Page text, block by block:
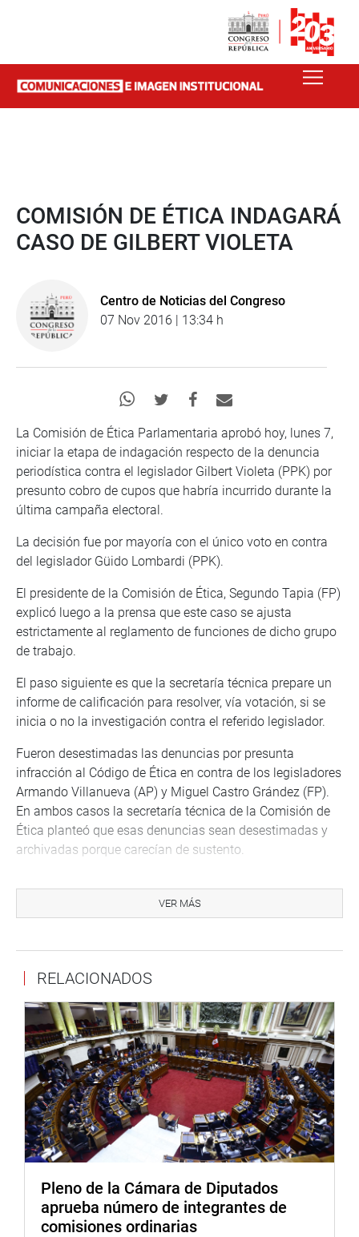
COMISIÓN DE ÉTICA INDAGARÁ
CASO DE GILBERT VIOLETA
Centro de Noticias del Congreso
07 Nov 2016 | 13:34 h
La Comisión de Ética Parlamentaria aprobó hoy, lunes 7,
iniciar la etapa de indagación respecto de la denuncia
periodística contra el legislador Gilbert Violeta (PPK) por
presunto cobro de cupos que habría incurrido durante la
última campaña electoral.
La decisión fue por mayoría con el único voto en contra
del legislador Güido Lombardi (PPK).
El presidente de la Comisión de Ética, Segundo Tapia (FP)
explicó luego a la prensa que este caso se ajusta
estrictamente al reglamento de funciones de dicho grupo
de trabajo.
El paso siguiente es que la secretaría técnica prepare un
informe de calificación para resolver, vía votación, si se
inicia o no la investigación contra el referido legislador.
Fueron desestimadas las denuncias por presunta
infracción al Código de Ética en contra de los legisladores
Armando Villanueva (AP) y Miguel Castro Grández (FP).
En ambos casos la secretaría técnica de la Comisión de
Ética planteó que esas denuncias sean desestimadas y
archivadas porque carecían de sustento.
denunciado por presunto plagio de varios proyectos de
ley- el presidente de la Comisión de Ética informó que aùn
PRENSA CONGRESO
VER MÁS
RELACIONADOS
Pleno de la Cámara de Diputados
aprueba número de integrantes de
comisiones ordinarias